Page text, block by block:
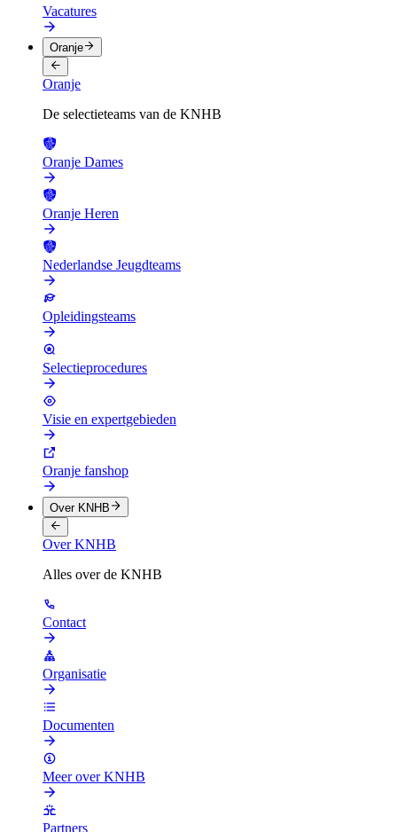
Vacatures
Oranje
Oranje
De selectieteams van de KNHB
Oranje Dames
Oranje Heren
Nederlandse Jeugdteams
Opleidingsteams
Selectieprocedures
Visie en expertgebieden
Oranje fanshop
Over KNHB
Over KNHB
Alles over de KNHB
Contact
Organisatie
Documenten
Meer over KNHB
Partners